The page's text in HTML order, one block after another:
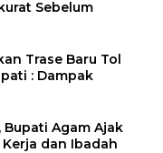
Sebelum
Trase Baru Tol
: Dampak
Agam Ajak
dan Ibadah